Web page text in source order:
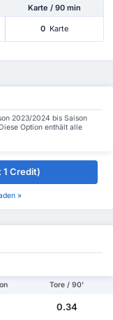
Karte / 90 min
0 Karte
2023/2024 bis Saison
Option enthält alle
1 Credit)
»
Tore / 90'
0.34